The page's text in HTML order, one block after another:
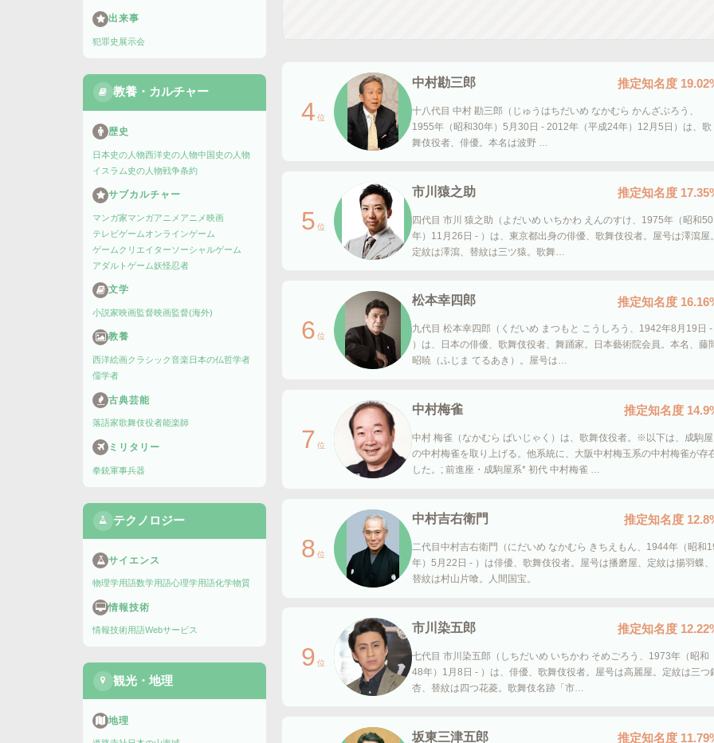
出来事
犯罪史 展示会
教養・カルチャー
歴史
日本史の人物西洋史の人物中国史の人物
イスラム史の人物戦争条約
サブカルチャー
マンガ家マンガアニメ アニメ映画
テレビゲームオンラインゲーム
ゲームクリエイターソーシャルゲーム
アダルトゲーム妖怪忍者
文学
小説家映画監督映画監督(海外)
教養
西洋絵画クラシック音楽 日本の仏哲学者
儒学者
古典芸能
落語家歌舞伎役者能楽師
ミリタリー
拳銃軍事兵器
テクノロジー
サイエンス
物理学用語数学用語心理学用語化学物質
情報技術
情報技術用語Webサービス
観光・地理
地理
4 位
中村勘三郎 推定知名度
十八代目 中村 勘三郎（じゅうはちだいめ なかむら かんざぶろう、
1955年（昭和30年）5月30日 - 2012年（平成24年）12月5日）は、歌
舞伎役者、俳優。本名は波野 …
5 位
市川猿之助 推定知名度
四代目 市川 猿之助（よだいめ いちかわ えんのすけ、1975年（昭和50
年）11月26日 - ）は、東京都出身の俳優、歌舞伎役者。屋号は澤瀉屋。
定紋は澤瀉、替紋は三ツ猿。歌舞…
6 位
松本幸四郎 推定知名度
九代目 松本幸四郎（くだいめ まつもと こうしろう、1942年8月19日 -
）は、日本の俳優、歌舞伎役者、舞踊家。日本藝術院会員。本名、藤
昭暁（ふじま てるあき）。屋号は…
7 位
中村梅雀 推定知名度
中村 梅雀（なかむら ばいじゃく）は、歌舞伎役者。※以下は、成駒屋
の中村梅雀を取り上げる。他系統に、大阪中村梅玉系の中村梅雀が存
した。; 前進座・成駒屋系* 初代 中村梅雀 …
8 位
中村吉右衛門 推定知名度
二代目中村吉右衛門（にだいめ なかむら きちえもん、1944年（昭和
年）5月22日 - ）は俳優、歌舞伎役者。屋号は播磨屋、定紋は揚羽蝶、
替紋は村山片喰。人間国宝。
9 位
市川染五郎 推定知名度
七代目 市川染五郎（しちだいめ いちかわ そめごろう、1973年（昭和
48年）1月8日 - ）は、俳優、歌舞伎役者。屋号は高麗屋。定紋は三つ
杏、替紋は四つ花菱。歌舞伎名跡「市…
坂東三津五郎 推定知名度